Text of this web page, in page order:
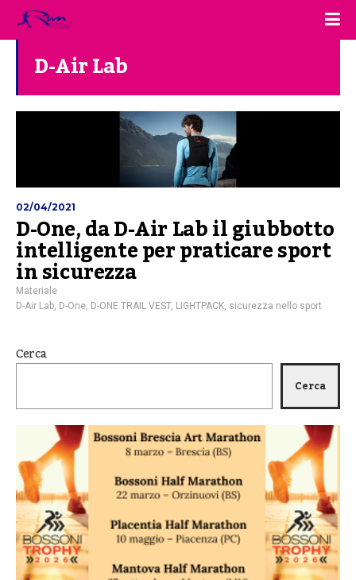
D-Air Lab
02/04/2021
D-One, da D-Air Lab il giubbotto
intelligente per praticare sport
in sicurezza
Materiale
D-Air Lab D-One D-ONE TRAIL VEST, LIGHTPACK sicurezza nello sport
Cerca
Cerca